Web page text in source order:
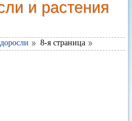
и растения
8-я страница